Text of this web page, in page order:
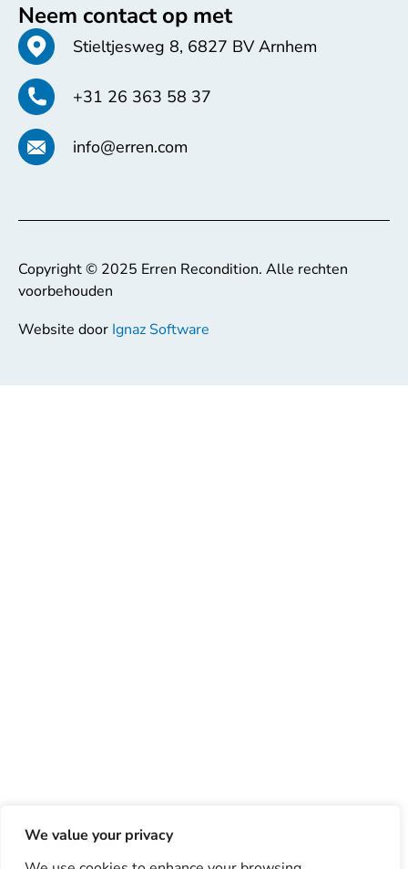
We value your privacy
Neem contact op met
Stieltjesweg 8, 6827 BV Arnhem
+31 26 363 58 37
info@erren.com
Copyright © 2025 Erren Recondition. Alle rechten
voorbehouden
Website door Ignaz Software